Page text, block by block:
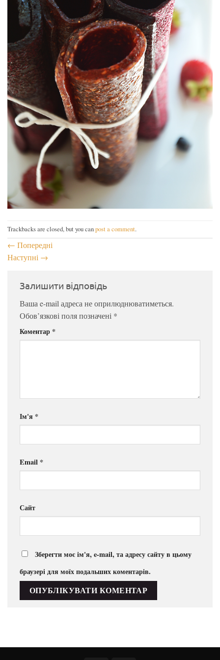
Trackbacks are closed, but you canpost a comment.
← Попередні
Наступні →
Залишити відповідь
Ваша e-mail адреса не оприлюднюватиметься.
Обов’язкові поля позначені *
Коментар *
Ім'я *
Email *
Сайт
Зберегти моє ім'я, e-mail, та адресу сайту в цьому
браузері для моїх подальших коментарів.